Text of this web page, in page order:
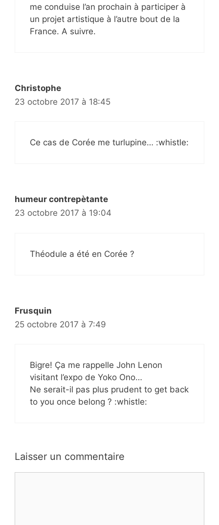
me conduise l’an prochain à participer à
un projet artistique à l’autre bout de la
France. A suivre.
Christophe
23 octobre 2017 à 18:45
Ce cas de Corée me turlupine… :whistle:
humeur contrepètante
23 octobre 2017 à 19:04
Théodule a été en Corée ?
Frusquin
25 octobre 2017 à 7:49
Bigre! Ça me rappelle John Lenon
visitant l’expo de Yoko Ono…
Ne serait-il pas plus prudent to get back
to you once belong ? :whistle:
Laisser un commentaire